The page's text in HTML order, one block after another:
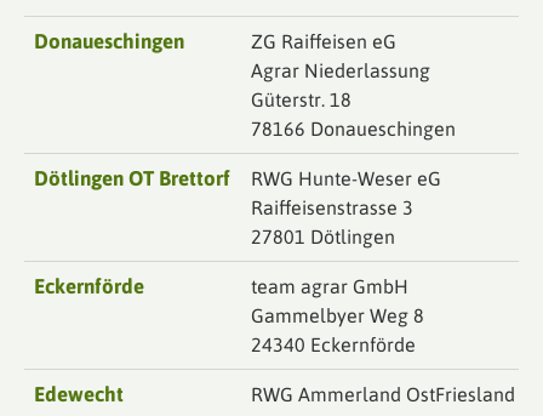
Donaueschingen
ZG Raiffeisen eG
Agrar Niederlassung
Güterstr. 18
78166 Donaueschingen
Dötlingen OT Brettorf
RWG Hunte-Weser eG
Raiffeisenstrasse 3
27801 Dötlingen
Eckernförde
team agrar GmbH
Gammelbyer Weg 8
24340 Eckernförde
Edewecht
RWG Ammerland OstFriesland